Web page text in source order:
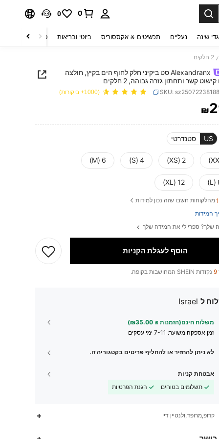
0
0
שינה נעליים תכשיטים & אקססוריס ביוטי ובריאות טקסטיל לבית
Alexandranx סט ביקיני חלק לחוף הים בקיץ, חולצה
קשר ותחתון גזרה גבוהה, 2 חלקים
SKU: (1000+ ביקורות)
PRICE AND ₪
US סטנדרטי
2 (XS)
4 (S)
6 (M)
12 (XL)
מהלקוחות חשבו שזה נכון למידות
המידות
שלך? ספרי לי את המידה שלך
הוסף לעגלת הקניות
9 נקודות SHEIN המחושבות בקופה.
ל Israel
משלוח חינם(הזמנות ≥ ₪35.00)
זמן אספקה ​​משוער: 7-11 ימי עסקים
לא ניתן להחזיר או להחליף פריטים בקטגוריה זו.
אבטחת קניות
תשלומים בטוחים
הגנת הפרטיות
קרופ,מרופד,ולנטיין דיי